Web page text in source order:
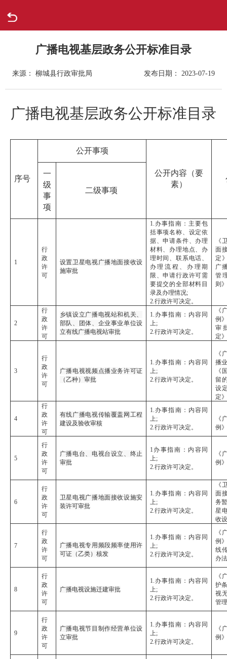
走进柳城
新闻中心
广播电视基层政务公开标准目录
来源： 柳城县行政审批局 发布日期： 2023-07-19
广播电视基层政务公开标准目录
序号
公开事项
公开内容（要
素）
一
级
事
项
二级事项
1
行
政
许
可
设置卫星电视广播地面接收设
施审批
1.办事指南：主要包
括事项名称、设定依
据、申请条件、办理
材料、办理地点、办
理时间、联系电话、
办理流程、办理期
限、申请行政许可需
要提交的全部材料目
录及办理情况;
2.行政许可决定。
《
面
定
广
管
则》
2
行
政
许
可
乡镇设立广播电视站和机关、
部队、团体、企业事业单位设
立有线广播电视站审批
1.办事指南：内容同
上;
2.行政许可决定。
《
例
审
定》
3
行
政
许
可
广播电视视频点播业务许可证
（乙种）审批
1.办事指南：内容同
上;
2.行政许可决定。
《
播
《
留
设
定
4
行
政
许
可
有线广播电视传输覆盖网工程
建设及验收审核
1.办事指南：内容同
上;
2.行政许可决定。
《
例》
5
行
政
许
可
广播电台、电视台设立、终止
审批
1办事指南：内容同
上;
2.行政许可决定。
《
例》
6
行
政
许
可
卫星电视广播地面接收设施安
装许可审批
1.办事指南：内容同
上;
2.行政许可决定。
《
面
务
星
收
7
行
政
许
可
广播电视专用频段频率使用许
可证（乙类）核发
1.办事指南：内容同
上;
2.行政许可决定。
《
例
线
办
8
行
政
许
可
广播电视设施迁建审批
1.办事指南：内容同
上;
2.行政许可决定。
《
护
视
管
9
行
政
许
可
广播电视节目制作经营单位设
立审批
1.办事指南：内容同
上;
2.行政许可决定。
《
例》